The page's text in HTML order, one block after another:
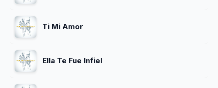
Ti Mi Amor
Ella Te Fue Infiel